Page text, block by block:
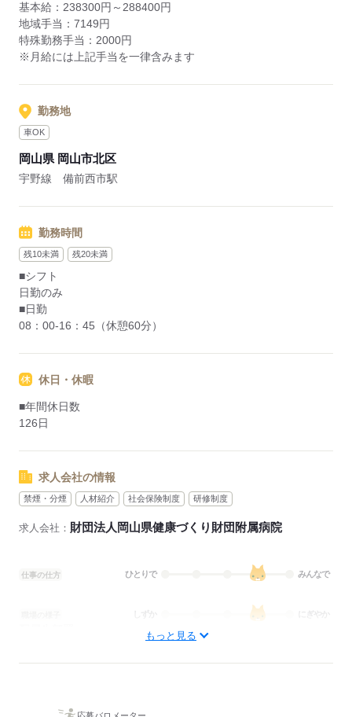
応募する
基本給：238300円～288400円
地域手当：7149円
特殊勤務手当：2000円
※月給には上記手当を一律含みます
勤務地
車OK
岡山県 岡山市北区
宇野線 備前西市駅
勤務時間
残10未満 残20未満
■シフト
日勤のみ
■日勤
08：00-16：45（休憩60分）
休日・休暇
■年間休日数
126日
求人会社の情報
禁煙・分煙 人材紹介 社会保険制度 研修制度
求人会社： 財団法人岡山県健康づくり財団附属病院
仕事の仕方 ひとりで みんなで
にぎやか
もっと見る